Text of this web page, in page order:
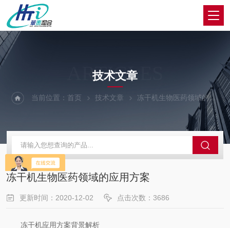
ARTICLES
技术文章
当前位置：首页 技术文章 冻干机生物医药领域的应用方案
冻干机生物医药领域的应用方案
更新时间：2020-12-02 点击次数：3686
冻干机应用方案背景解析